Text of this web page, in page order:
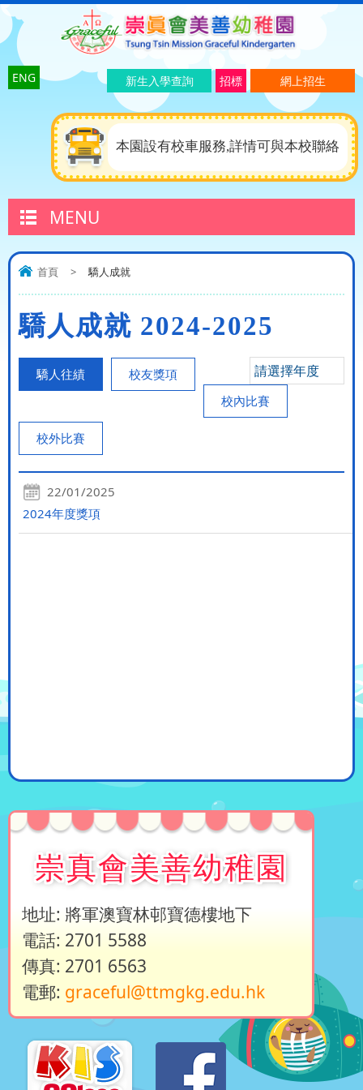
ENG 網上招生
招標
新生入學查詢
本園設有校車服務,詳情可與本校聯絡
MENU
首頁 > 驕人成就
驕人成就 2024-2025
請選擇年度
驕人往績
校友獎項
校內比賽
校外比賽
22/01/2025
2024年度獎項
崇真會美善幼稚園
地址: 將軍澳寶林邨寶德樓地下
電話: 2701 5588
傳真: 2701 6563
電郵: graceful@ttmgkg.edu.hk